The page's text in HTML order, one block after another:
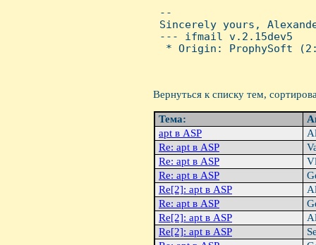
--
Sincerely yours,
--- ifmail v.2.15dev5
* Origin: ProphySoft
Вернуться к списку тем,
Тема:
apt в ASP
Re: apt в ASP
Re: apt в ASP
Re: apt в ASP
Re[2]: apt в ASP
Re: apt в ASP
Re[2]: apt в ASP
Re[2]: apt в ASP